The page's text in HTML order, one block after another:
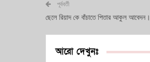
পূর্ববর্তী
ছেলে রিয়াদ কে বাঁচাতে পিতার আকুল আবেদন।
আরো দেখুনঃ